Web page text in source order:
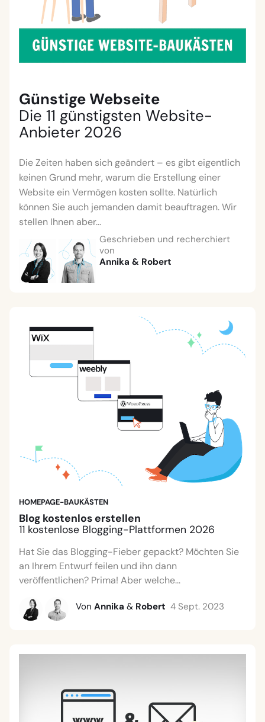
Günstige Webseite
Die 11 günstigsten Website-
Anbieter 2026
Die Zeiten haben sich geändert – es gibt eigentlich
keinen Grund mehr, warum die Erstellung einer
Website ein Vermögen kosten sollte. Natürlich
können Sie auch jemanden damit beauftragen. Wir
stellen Ihnen aber...
Geschrieben und recherchiert
von
Annika & Robert
HOMEPAGE-BAUKÄSTEN
Blog kostenlos erstellen
11 kostenlose Blogging-Plattformen 2026
Hat Sie das Blogging-Fieber gepackt? Möchten Sie
an Ihrem Entwurf feilen und ihn dann
veröffentlichen? Prima! Aber welche...
Von Annika & Robert 4 Sept. 2023